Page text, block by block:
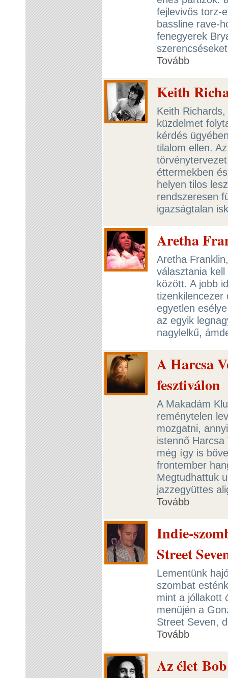
fejlevivős torz-
bassline rave-
fenegyerek
Tovább
Keith
Keith
küzdelmet
kérdés
tilalom ellen.
éttermekben
helyen tilos
rendszeresen
igazságtalan
Aretha
Aretha
választania
között. A jobb
tizenkilencezer
egyetlen
az egyik
nagylelkű,
A Harcsa
fesztiválon
A Makadám
reménytelen
mozgatni,
istennő
még így is
frontember
Megtudhattuk
jazzegyüttes
Tovább
Indie-
Street
Lementünk
szombat
mint a jóllakott
menüjén a
Street Seven,
Tovább
Az élet